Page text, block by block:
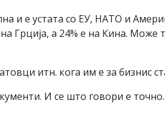
и е устата со ЕУ, НАТО и
Грција, а 24% е на Кина.
итн. кога им е за бизнис
И се што говори е точно.